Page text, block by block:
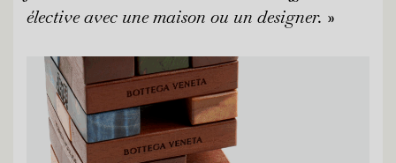
élective avec une maison ou un designer. »